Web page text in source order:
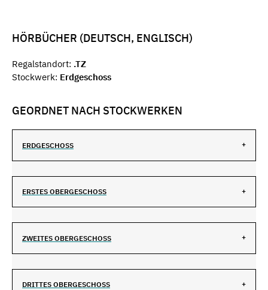
HÖRBÜCHER (DEUTSCH, ENGLISCH)
Regalstandort: .TZ
Stockwerk: Erdgeschoss
GEORDNET NACH STOCKWERKEN
ERDGESCHOSS
ERSTES OBERGESCHOSS
ZWEITES OBERGESCHOSS
DRITTES OBERGESCHOSS